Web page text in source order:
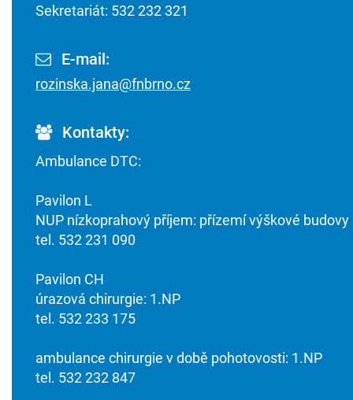
Sekretariát: 532 232 321
E-mail:
rozinska.jana@fnbrno.cz
Kontakty:
Ambulance DTC:
Pavilon L
NUP nízkoprahový příjem: přízemí výškové budovy
tel. 532 231 090
Pavilon CH
úrazová chirurgie: 1.NP
tel. 532 233 175
ambulance chirurgie v době pohotovosti: 1.NP
tel. 532 232 847